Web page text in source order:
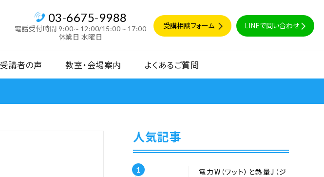
03-6675-9988
電話受付時間 9:00～12:00/15:00～17:00
休業日 水曜日
受講相談フォーム LINEで問い合わせ
受講者の声 教室・会場案内 よくあるご質問
人気記事
1
電力W（ワット）と熱量J（ジ